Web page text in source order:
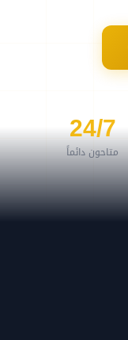
24/7
متاحون دائماً